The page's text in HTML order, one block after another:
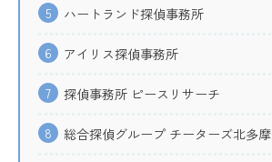
5 ハートランド探偵事務所
6 アイリス探偵事務所
7 探偵事務所 ピースリサーチ
8 総合探偵グループ チーターズ北多摩